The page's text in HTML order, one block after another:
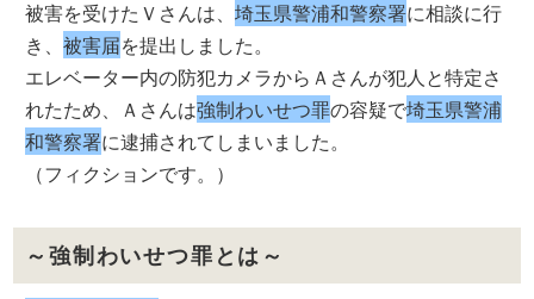
被害を受けたＶさんは、埼玉県警浦和警察署に相談に行
き、被害届を提出しました。
エレベーター内の防犯カメラからＡさんが犯人と特定さ
れたため、Ａさんは強制わいせつ罪の容疑で埼玉県警浦
和警察署に逮捕されてしまいました。
（フィクションです。）
～強制わいせつ罪とは～